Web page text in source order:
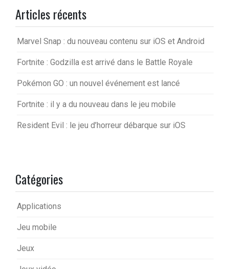
Articles récents
Marvel Snap : du nouveau contenu sur iOS et Android
Fortnite : Godzilla est arrivé dans le Battle Royale
Pokémon GO : un nouvel événement est lancé
Fortnite : il y a du nouveau dans le jeu mobile
Resident Evil : le jeu d’horreur débarque sur iOS
Catégories
Applications
Jeu mobile
Jeux